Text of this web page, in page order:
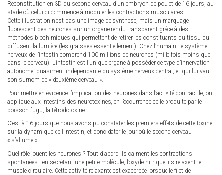
Reconstitution en 3D du second cerveau d’un embryon de poulet de 16 jours, au
stade où celui-ci commence à moduler les contractions musculaires.
Cette illustration n’est pas une image de synthèse, mais un marquage
fluorescent des neurones sur un organe rendu transparent grâce à des
méthodes biochimiques qui permettent de retirer les constituants du tissu qui
diffusent la lumière (les graisses essentiellement). Chez l’humain, le système
nerveux de l’intestin comprend 100 millions de neurones (mille fois moins que
dans le cerveau). L’intestin est l’unique organe à posséder ce type d’innervation
autonome, quasiment indépendante du système nerveux central, et qui lui vaut
son surnom de « deuxième cerveau ».
Pour mettre en évidence l’implication des neurones dans l’activité contractile, on
applique aux intestins des neurotoxines, en l’occurrence celle produite par le
poisson fugu, la tétrodotoxine.
C’est à 16 jours que nous avons pu constater les premiers effets de cette toxine
sur la dynamique de l’intestin, et donc dater le jour où le second cerveau
« s’allume ».
Quel rôle jouent les neurones ? Tout d’abord ils calment les contractions
spontanées : en sécrétant une petite molécule, l’oxyde nitrique, ils relaxent le
muscle circulaire. Cette activité relaxante est exacerbée lorsque le filet de